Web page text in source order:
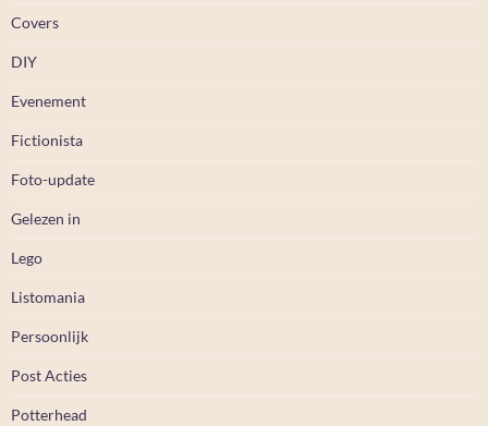
Covers
DIY
Evenement
Fictionista
Foto-update
Gelezen in
Lego
Listomania
Persoonlijk
Post Acties
Potterhead